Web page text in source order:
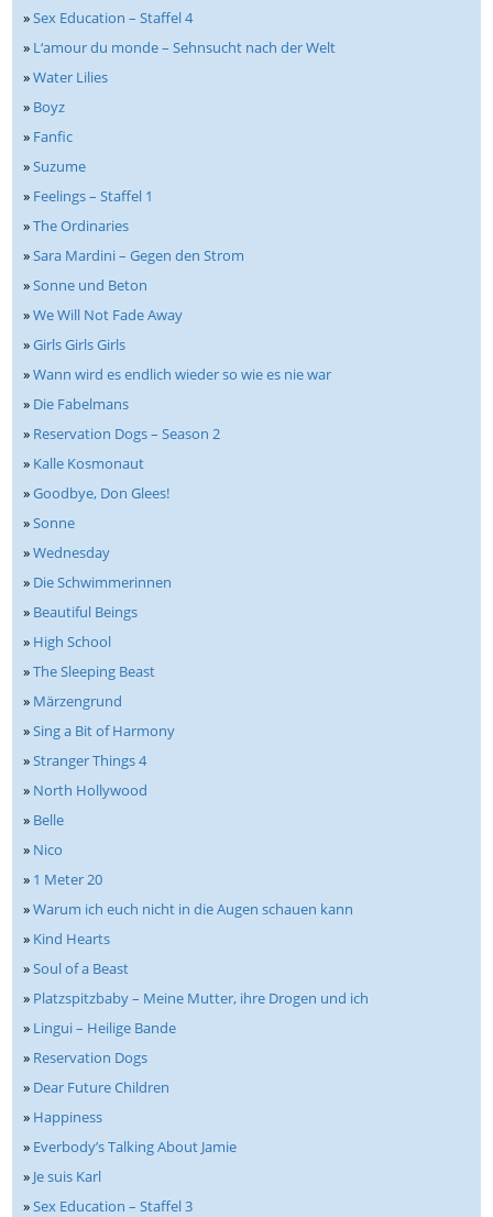
»Sex Education – Staffel 4
» L‘amour du monde – Sehnsucht nach der Welt
»Water Lilies
» Boyz
» Fanfic
»Suzume
» Feelings – Staffel 1
»The Ordinaries
»Sara Mardini – Gegen den Strom
»Sonne und Beton
»We Will Not Fade Away
»Girls Girls Girls
»Wann wird es endlich wieder so wie es nie war
» Die Fabelmans
» Reservation Dogs – Season 2
» Kalle Kosmonaut
»Goodbye, Don Glees!
»Sonne
»Wednesday
» Die Schwimmerinnen
» Beautiful Beings
» High School
»The Sleeping Beast
» Märzengrund
»Sing a Bit of Harmony
»Stranger Things 4
» North Hollywood
» Belle
» Nico
» 1 Meter 20
»Warum ich euch nicht in die Augen schauen kann
» Kind Hearts
»Soul of a Beast
» Platzspitzbaby – Meine Mutter, ihre Drogen und ich
» Lingui – Heilige Bande
» Reservation Dogs
» Dear Future Children
» Happiness
» Everbody’s Talking About Jamie
» Je suis Karl
»Sex Education – Staffel 3